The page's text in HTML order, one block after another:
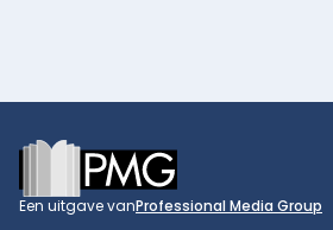
Footer
Een uitgave vanProfessional Media Group